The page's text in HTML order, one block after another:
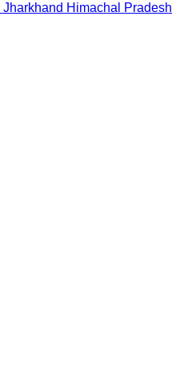
Jharkhand Himachal Pradesh